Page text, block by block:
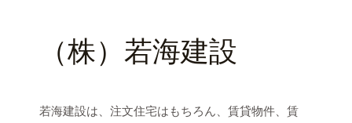
（株）若海建設
若海建設は、注文住宅はもちろん、賃貸物件、賃